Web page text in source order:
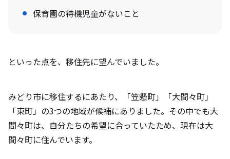
保育園の待機児童がないこと
といった点を、移住先に望んでいました。
みどり市に移住するにあたり、「笠懸町」「大間々町」
「東町」の3つの地域が候補にありました。その中でも大
間々町は、自分たちの希望に合っていたため、現在は大
間々町に住んでいます。